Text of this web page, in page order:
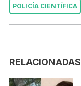
POLICÍA CIENTÍFICA
RELACIONADAS